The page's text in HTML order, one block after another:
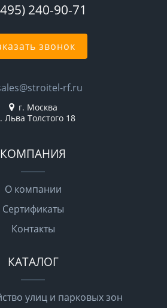
240-90-71
звонок
rf.ru
г. Москва
Льва Толстого 18
КОМПАНИЯ
О компании
Сертификаты
Контакты
КАТАЛОГ
улиц и парковых зон